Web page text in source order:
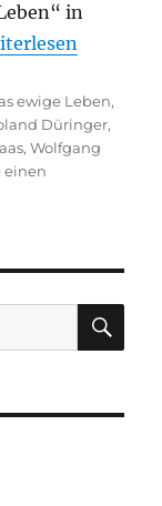
in
ewige Leben“
ewige Leben,
Düringer,
,Wolfgang
einen